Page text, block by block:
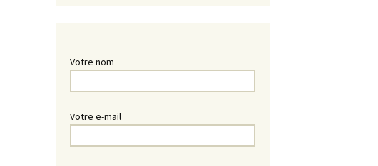
Votre nom
Votre e-mail